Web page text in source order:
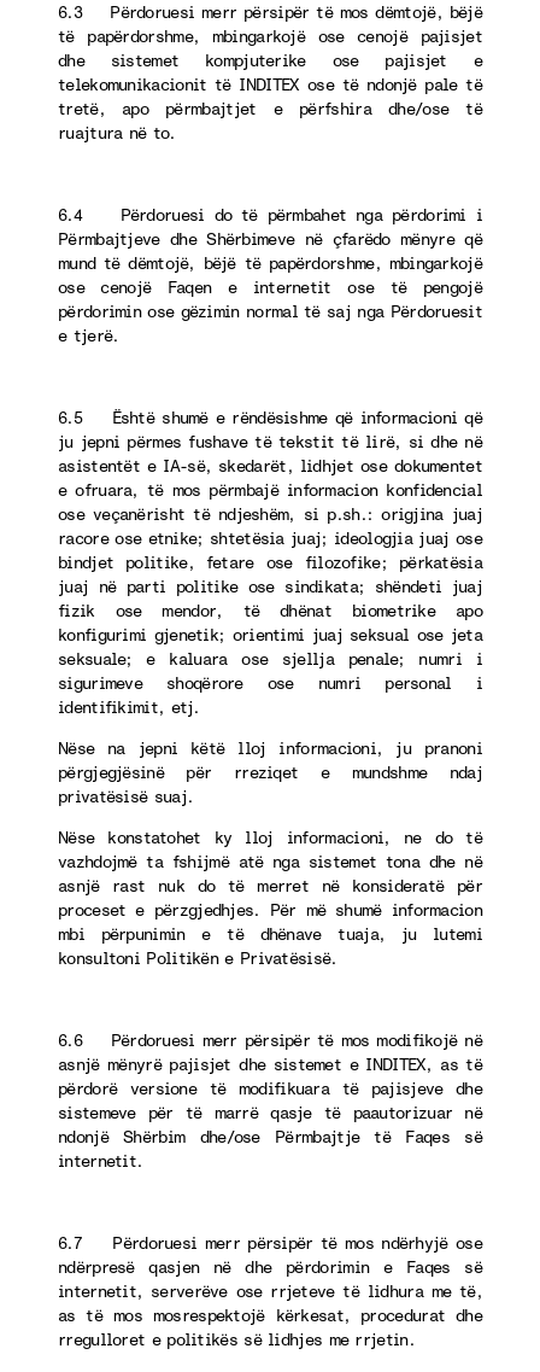
6.3 Përdoruesi merr përsipër të mos dëmtojë, bëjë
të papërdorshme, mbingarkojë ose cenojë pajisjet
dhe sistemet kompjuterike ose pajisjet e
telekomunikacionit të INDITEX ose të ndonjë pale të
tretë, apo përmbajtjet e përfshira dhe/ose të
ruajtura në to.
6.4 Përdoruesi do të përmbahet nga përdorimi i
Përmbajtjeve dhe Shërbimeve në çfarëdo mënyre që
mund të dëmtojë, bëjë të papërdorshme, mbingarkojë
ose cenojë Faqen e internetit ose të pengojë
përdorimin ose gëzimin normal të saj nga Përdoruesit
e tjerë.
6.5 Është shumë e rëndësishme që informacioni që
ju jepni përmes fushave të tekstit të lirë, si dhe në
asistentët e IA-së, skedarët, lidhjet ose dokumentet
e ofruara, të mos përmbajë informacion konfidencial
ose veçanërisht të ndjeshëm, si p.sh.: origjina juaj
racore ose etnike; shtetësia juaj; ideologjia juaj ose
bindjet politike, fetare ose filozofike; përkatësia
juaj në parti politike ose sindikata; shëndeti juaj
fizik ose mendor, të dhënat biometrike apo
konfigurimi gjenetik; orientimi juaj seksual ose jeta
seksuale; e kaluara ose sjellja penale; numri i
sigurimeve shoqërore ose numri personal i
identifikimit, etj.
Nëse na jepni këtë lloj informacioni, ju pranoni
përgjegjësinë për rreziqet e mundshme ndaj
privatësisë suaj.
Nëse konstatohet ky lloj informacioni, ne do të
vazhdojmë ta fshijmë atë nga sistemet tona dhe në
asnjë rast nuk do të merret në konsideratë për
proceset e përzgjedhjes. Për më shumë informacion
mbi përpunimin e të dhënave tuaja, ju lutemi
konsultoni Politikën e Privatësisë.
6.6 Përdoruesi merr përsipër të mos modifikojë në
asnjë mënyrë pajisjet dhe sistemet e INDITEX, as të
përdorë versione të modifikuara të pajisjeve dhe
sistemeve për të marrë qasje të paautorizuar në
ndonjë Shërbim dhe/ose Përmbajtje të Faqes së
internetit.
6.7 Përdoruesi merr përsipër të mos ndërhyjë ose
ndërpresë qasjen në dhe përdorimin e Faqes së
internetit, serverëve ose rrjeteve të lidhura me të,
as të mos mosrespektojë kërkesat, procedurat dhe
rregulloret e politikës së lidhjes me rrjetin.